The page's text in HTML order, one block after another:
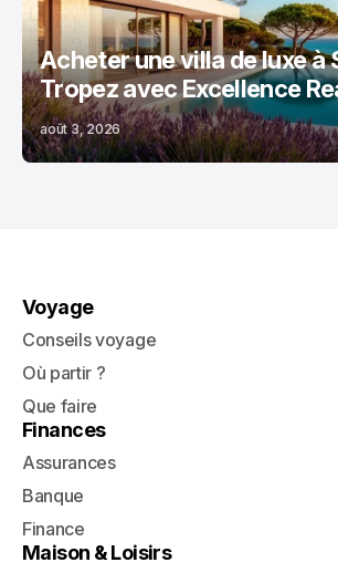
Acheter une villa de luxe à
Tropez avec Excellence
août 3, 2026
Voyage
Conseils voyage
Où partir ?
Que faire
Finances
Assurances
Banque
Finance
Maison & Loisirs